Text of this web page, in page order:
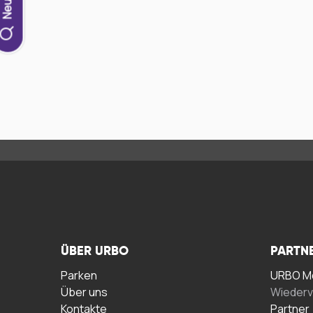
ÜBER URBO
Parken
Über uns
Kontakte
URBO
Partner